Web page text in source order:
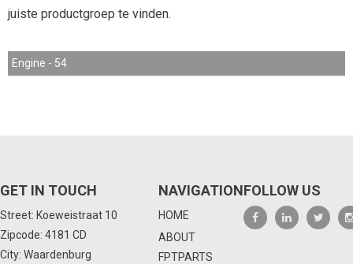
juiste productgroep te vinden.
Engine - 54
GET IN TOUCH
Street: Koeweistraat 10
Zipcode: 4181 CD
City: Waardenburg
NAVIGATION
HOME
ABOUT
FPTPARTS
FOLLOW US